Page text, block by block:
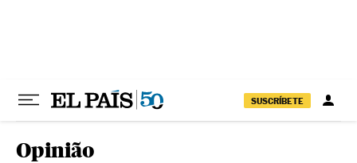
SUSCRÍBETE
Opinião